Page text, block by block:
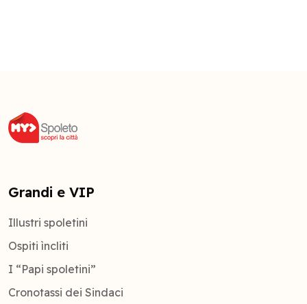
Grandi e VIP
Illustri spoletini
Ospiti ìncliti
I “Papi spoletini”
Cronotassi dei Sindaci